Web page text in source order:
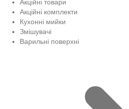
Акційні товари
Акційні комплекти
Кухонні мийки
Змішувачі
Варильні поверхні